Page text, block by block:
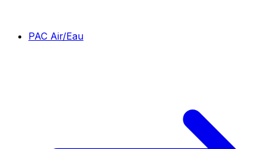
PAC Air/Eau